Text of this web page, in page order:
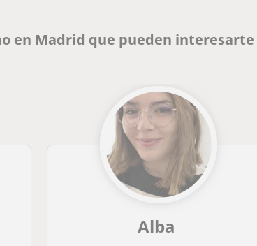
en Madrid que pueden interesarte
Alba